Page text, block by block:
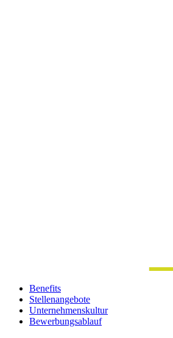
Benefits
Stellenangebote
Unternehmenskultur
Bewerbungsablauf